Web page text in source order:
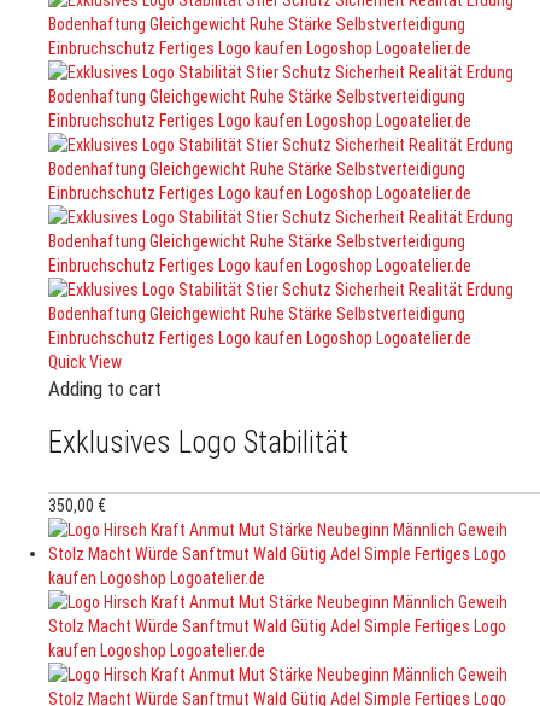
Quick View
Adding to cart
Exklusives Logo Stabilität
350,00 €